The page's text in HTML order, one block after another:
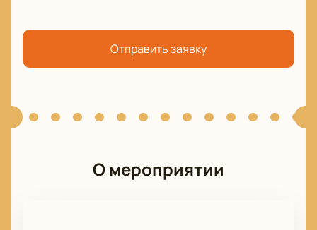
Отправить заявку
О мероприятии